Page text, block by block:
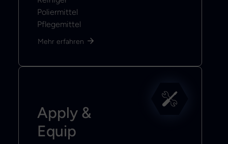
Poliermittel
Pflegemittel
Mehr erfahren
Apply &
Equip